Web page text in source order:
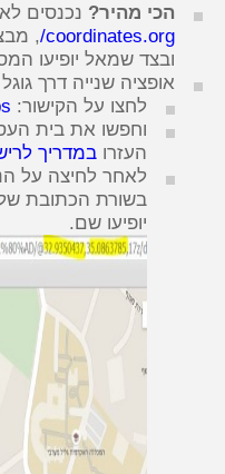
הכי מהיר? נכנסים
coordinates.org/
,
ובצד שמאל יופיעו
אופציה שנייה דרך
לחצו על הקישור:
וחפשו את בית
העזרו במדריך
לאחר לחיצה על
בשורת הכתובת
יופיעו שם.